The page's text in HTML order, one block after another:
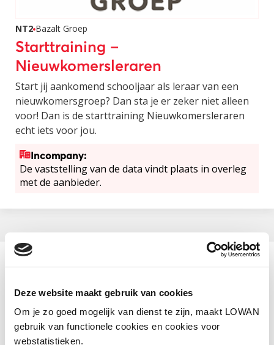
Deze website maakt gebruik van cookies
Om je zo goed mogelijk van dienst te zijn, maakt LOWAN
gebruik van functionele cookies en cookies voor
webstatistieken.
NT2 Bazalt Groep
Starttraining –
Nieuwkomersleraren
Start jij aankomend schooljaar als leraar van een
nieuwkomersgroep? Dan sta je er zeker niet alleen
voor! Dan is de starttraining Nieuwkomersleraren
echt iets voor jou.
Incompany:
De vaststelling van de data vindt plaats in overleg
met de aanbieder.
Bazalt Groep
Categorie
NT2